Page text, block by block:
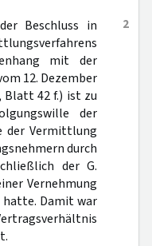
2
Beschluss in
mit der
12. Dezember
Blatt 42 f.) ist zu
der
der Vermittlung
durch
der G.
Vernehmung
hatte. Damit war